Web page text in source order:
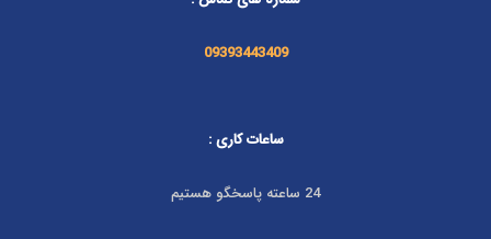
09393443409
ساعات کاری :
24 ساعته پاسخگو هستیم